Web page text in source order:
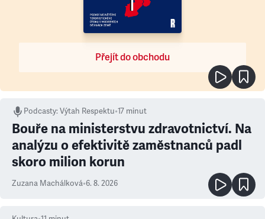
Přejít do obchodu
Podcasty:Výtah Respektu•17 minut
Bouře na ministerstvu zdravotnictví. Na
analýzu o efektivitě zaměstnanců padl
skoro milion korun
Zuzana Machálková•6. 8. 2026